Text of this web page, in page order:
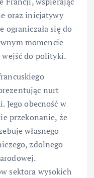
oraz inicjatywy
ograniczała się do
momencie
wejść do polityki.
nurt
obecność w
przekonanie, że
własnego
zdolnego
sektora wysokich